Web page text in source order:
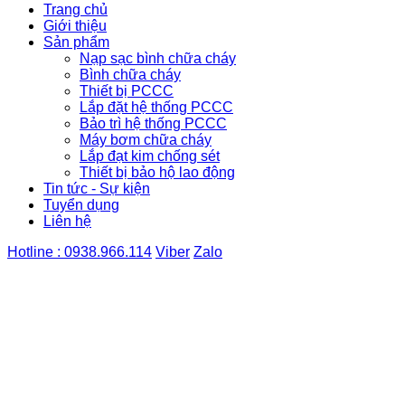
Trang chủ
Giới thiệu
Sản phẩm
Nạp sạc bình chữa cháy
Bình chữa cháy
Thiết bị PCCC
Lắp đặt hệ thống PCCC
Bảo trì hệ thống PCCC
Máy bơm chữa cháy
Lắp đạt kim chống sét
Thiết bị bảo hộ lao động
Tin tức - Sự kiện
Tuyển dụng
Liên hệ
Hotline : 0938.966.114 Viber Zalo